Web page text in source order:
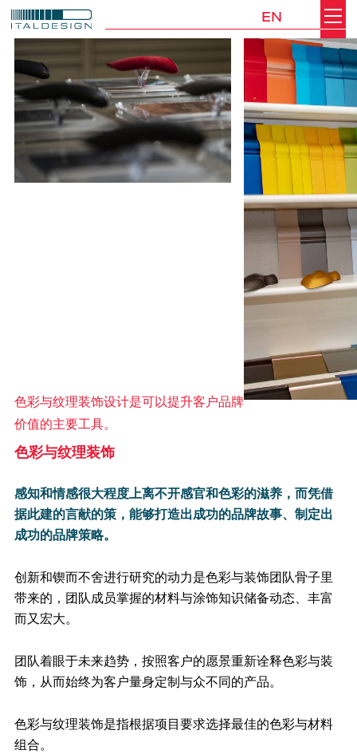
Italdesign
EN Search
色彩与纹理装饰设计是可以提升客户品牌
价值的主要工具。
色彩与纹理装饰
感知和情感很大程度上离不开感官和色彩的滋养，而凭借
据此建的言献的策，能够打造出成功的品牌故事、制定出
成功的品牌策略。
创新和锲而不舍进行研究的动力是色彩与装饰团队骨子里
带来的，团队成员掌握的材料与涂饰知识储备动态、丰富
而又宏大。
团队着眼于未来趋势，按照客户的愿景重新诠释色彩与装
饰，从而始终为客户量身定制与众不同的产品。
色彩与纹理装饰是指根据项目要求选择最佳的色彩与材料
组合。